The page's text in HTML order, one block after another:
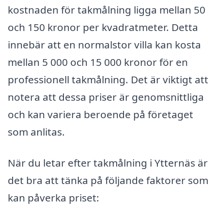
kostnaden för takmålning ligga mellan 50
och 150 kronor per kvadratmeter. Detta
innebär att en normalstor villa kan kosta
mellan 5 000 och 15 000 kronor för en
professionell takmålning. Det är viktigt att
notera att dessa priser är genomsnittliga
och kan variera beroende på företaget
som anlitas.
När du letar efter takmålning i Ytternäs är
det bra att tänka på följande faktorer som
kan påverka priset: